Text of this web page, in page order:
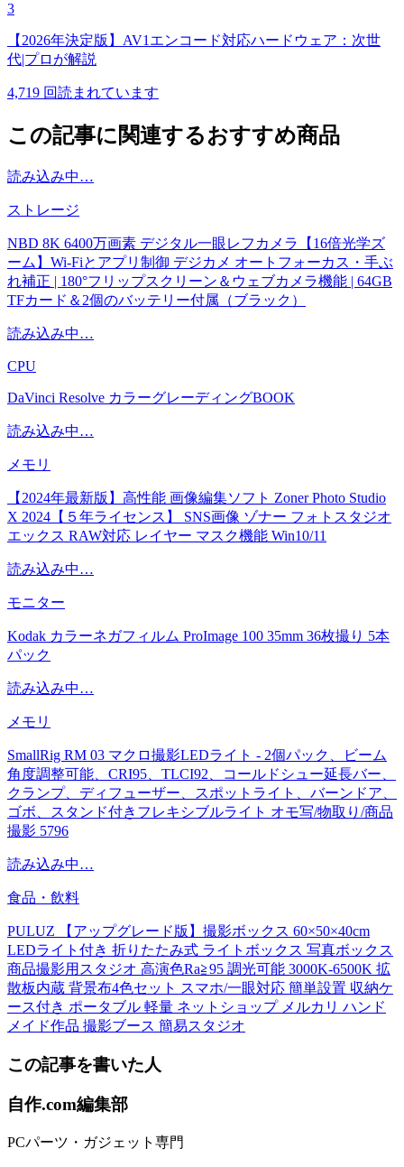
3
【2026年決定版】AV1エンコード対応ハードウェア：次世
代|プロが解説
4,719 回読まれています
この記事に関連するおすすめ商品
読み込み中…
ストレージ
NBD 8K 6400万画素 デジタル一眼レフカメラ【16倍光学ズ
ーム】Wi-Fiとアプリ制御 デジカメ オートフォーカス・手ぶ
れ補正 | 180°フリップスクリーン＆ウェブカメラ機能 | 64GB
TFカード＆2個のバッテリー付属（ブラック）
読み込み中…
CPU
DaVinci Resolve カラーグレーディングBOOK
読み込み中…
メモリ
【2024年最新版】高性能 画像編集ソフト Zoner Photo Studio
X 2024【５年ライセンス】 SNS画像 ゾナー フォトスタジオ
エックス RAW対応 レイヤー マスク機能 Win10/11
読み込み中…
モニター
Kodak カラーネガフィルム ProImage 100 35mm 36枚撮り 5本
パック
読み込み中…
メモリ
SmallRig RM 03 マクロ撮影LEDライト - 2個パック、ビーム
角度調整可能、CRI95、TLCI92、コールドシュー延長バー、
クランプ、ディフューザー、スポットライト、バーンドア、
ゴボ、スタンド付きフレキシブルライト オモ写/物取り/商品
撮影 5796
読み込み中…
食品・飲料
PULUZ 【アップグレード版】撮影ボックス 60×50×40cm
LEDライト付き 折りたたみ式 ライトボックス 写真ボックス
商品撮影用スタジオ 高演色Ra≧95 調光可能 3000K-6500K 拡
散板内蔵 背景布4色セット スマホ/一眼対応 簡単設置 収納ケ
ース付き ポータブル 軽量 ネットショップ メルカリ ハンド
メイド作品 撮影ブース 簡易スタジオ
この記事を書いた人
自作.com編集部
PCパーツ・ガジェット専門